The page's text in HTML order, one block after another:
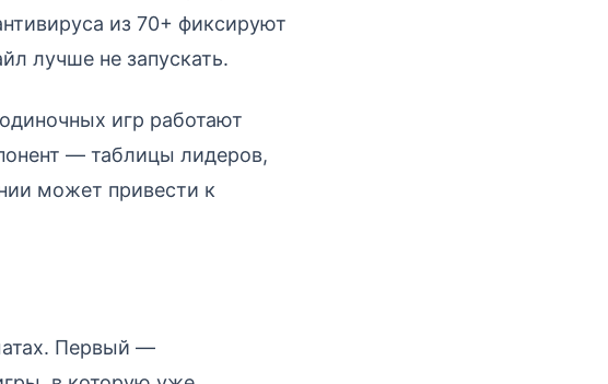
из 70+ фиксируют
лучше не запускать.
игр работают
— таблицы лидеров,
может привести к
Первый —